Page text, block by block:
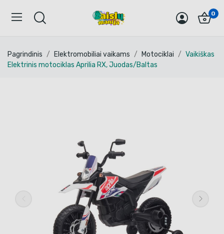
0
Pagrindinis Elektromobiliai vaikams Motociklai
Vaikiškas
Elektrinis motociklas Aprilia RX, Juodas/Baltas